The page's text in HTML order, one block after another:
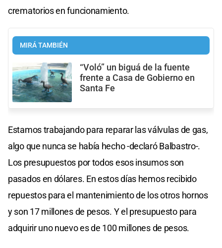
crematorios en funcionamiento.
MIRÁ TAMBIÉN
“Voló” un biguá de la fuente
frente a Casa de Gobierno en
Santa Fe
Estamos trabajando para reparar las válvulas de gas,
algo que nunca se había hecho -declaró Balbastro-.
Los presupuestos por todos esos insumos son
pasados en dólares. En estos días hemos recibido
repuestos para el mantenimiento de los otros hornos
y son 17 millones de pesos. Y el presupuesto para
adquirir uno nuevo es de 100 millones de pesos.